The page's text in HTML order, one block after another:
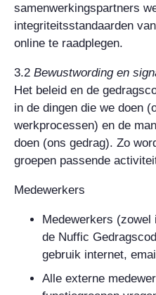
samenwerkingspartners
integriteitsstandaarden
online te raadplegen.
3.2 Bewustwording en
Het beleid en de
in de dingen die we doen
werkprocessen) en de
doen (ons gedrag). Zo
groepen passende
Medewerkers
Medewerkers
de Nuffic
gebruik internet,
Alle externe